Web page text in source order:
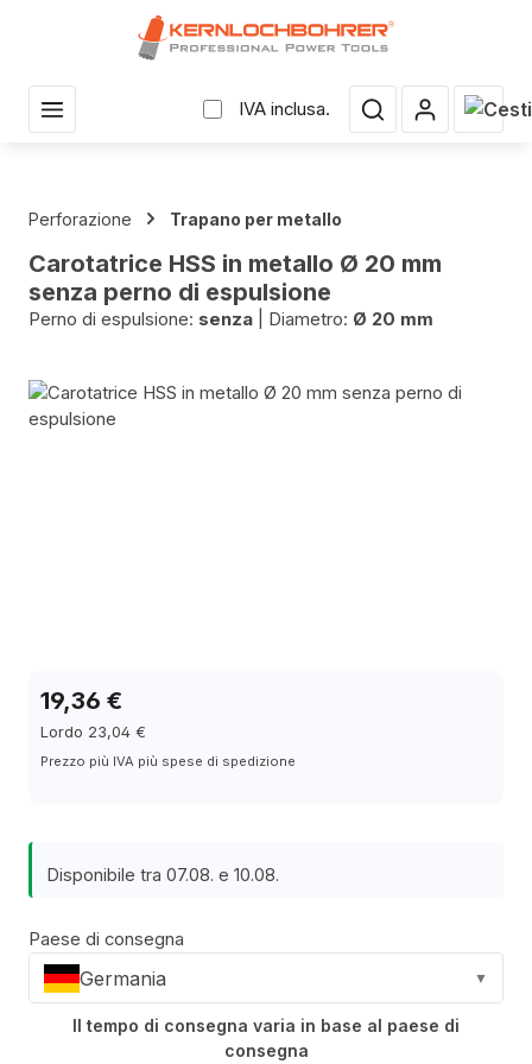
IVA inclusa. Il
Perforazione Trapano per metallo
Carotatrice HSS in metallo Ø 20 mm
senza perno di espulsione
Perno di espulsione: senza Diametro: Ø 20 mm
Salta la galleria di immagini
19,36 €
Lordo 23,04 €
Prezzo più IVA più spese di spedizione
Disponibile tra 07.08. e 10.08.
Paese di consegna
Germania ▼
Il tempo di consegna varia in base al paese di
consegna